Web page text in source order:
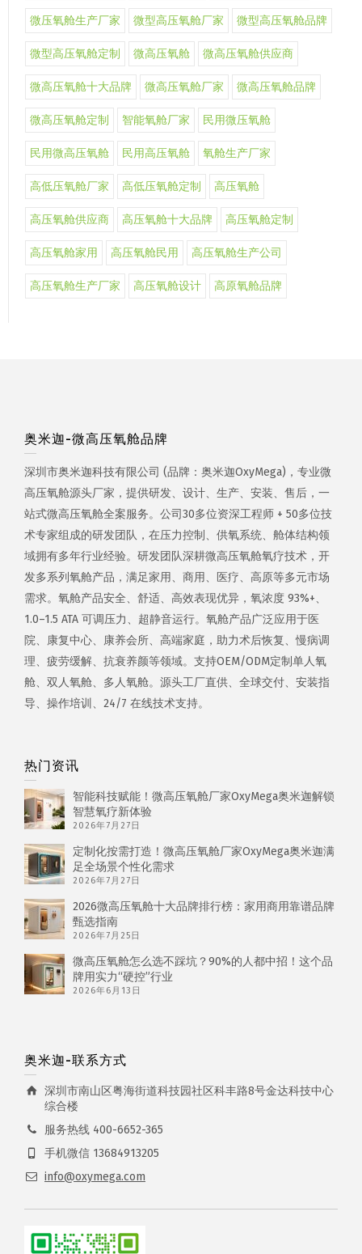
微压氧舱生产厂家 微型高压氧舱厂家 微型高压氧舱品牌
微型高压氧舱定制 微高压氧舱 微高压氧舱供应商
微高压氧舱十大品牌 微高压氧舱厂家 微高压氧舱品牌
微高压氧舱定制 智能氧舱厂家 民用微压氧舱
民用微高压氧舱 民用高压氧舱 氧舱生产厂家
高低压氧舱厂家 高低压氧舱定制 高压氧舱
高压氧舱供应商 高压氧舱十大品牌 高压氧舱定制
高压氧舱家用 高压氧舱民用 高压氧舱生产公司
高压氧舱生产厂家 高压氧舱设计 高原氧舱品牌
奥米迦-微高压氧舱品牌
深圳市奥米迦科技有限公司 (品牌：奥米迦OxyMega)，专业微
高压氧舱源头厂家，提供研发、设计、生产、安装、售后，一
站式微高压氧舱全案服务。公司30多位资深工程师 + 50多位技
术专家组成的研发团队，在压力控制、供氧系统、舱体结构领
域拥有多年行业经验。研发团队深耕微高压氧舱氧疗技术，开
发多系列氧舱产品，满足家用、商用、医疗、高原等多元市场
需求。氧舱产品安全、舒适、高效表现优异，氧浓度 93%+、
1.0–1.5 ATA 可调压力、超静音运行。氧舱产品广泛应用于医
院、康复中心、康养会所、高端家庭，助力术后恢复、慢病调
理、疲劳缓解、抗衰养颜等领域。支持OEM/ODM定制单人氧
舱、双人氧舱、多人氧舱。源头工厂直供、全球交付、安装指
导、操作培训、24/7 在线技术支持。
热门资讯
智能科技赋能！微高压氧舱厂家OxyMega奥米迦解锁
智慧氧疗新体验
2026年7月27日
定制化按需打造！微高压氧舱厂家OxyMega奥米迦满
足全场景个性化需求
2026年7月27日
2026微高压氧舱十大品牌排行榜：家用商用靠谱品牌
甄选指南
2026年7月25日
微高压氧舱怎么选不踩坑？90%的人都中招！这个品
牌用实力“硬控”行业
2026年6月13日
奥米迦-联系方式
深圳市南山区粤海街道科技园社区科丰路8号金达科技中心
综合楼
服务热线 400-6652-365
手机微信 13684913205
info@oxymega.com